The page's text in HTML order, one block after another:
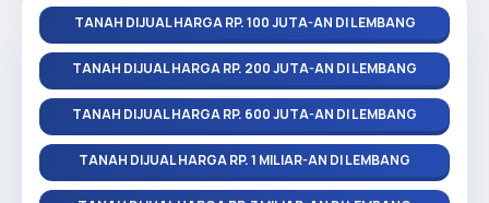
TANAH DIJUAL HARGA RP. 100 JUTA-AN DI LEMBANG
TANAH DIJUAL HARGA RP. 200 JUTA-AN DI LEMBANG
TANAH DIJUAL HARGA RP. 600 JUTA-AN DI LEMBANG
TANAH DIJUAL HARGA RP. 1 MILIAR-AN DI LEMBANG